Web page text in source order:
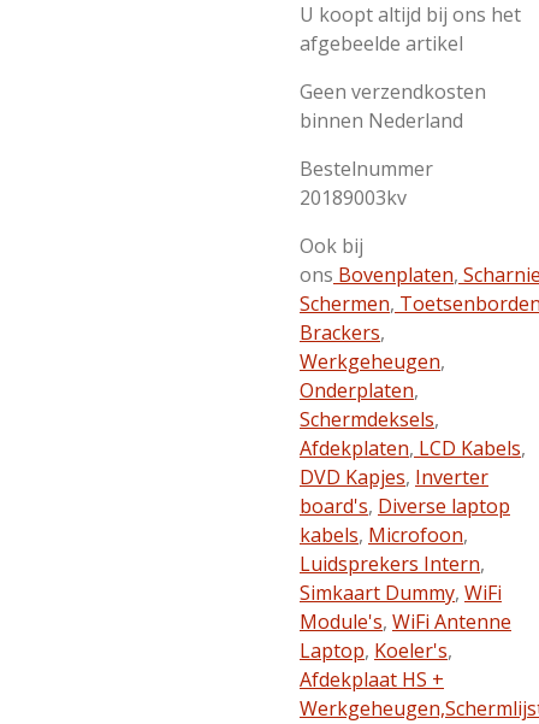
U koopt altijd bij ons het
afgebeelde artikel
Geen verzendkosten
binnen Nederland
Bestelnummer
20189003kv
Ook bij
ons Bovenplaten,
Schermen,
Brackers,
Werkgeheugen,
Onderplaten,
Schermdeksels,
Afdekplaten, LCD Kabels,
DVD Kapjes, Inverter
board's, Diverse laptop
kabels, Microfoon,
Luidsprekers Intern,
Simkaart Dummy, WiFi
Module's, WiFi Antenne
Laptop, Koeler's,
Afdekplaat HS +
Werkgeheugen,